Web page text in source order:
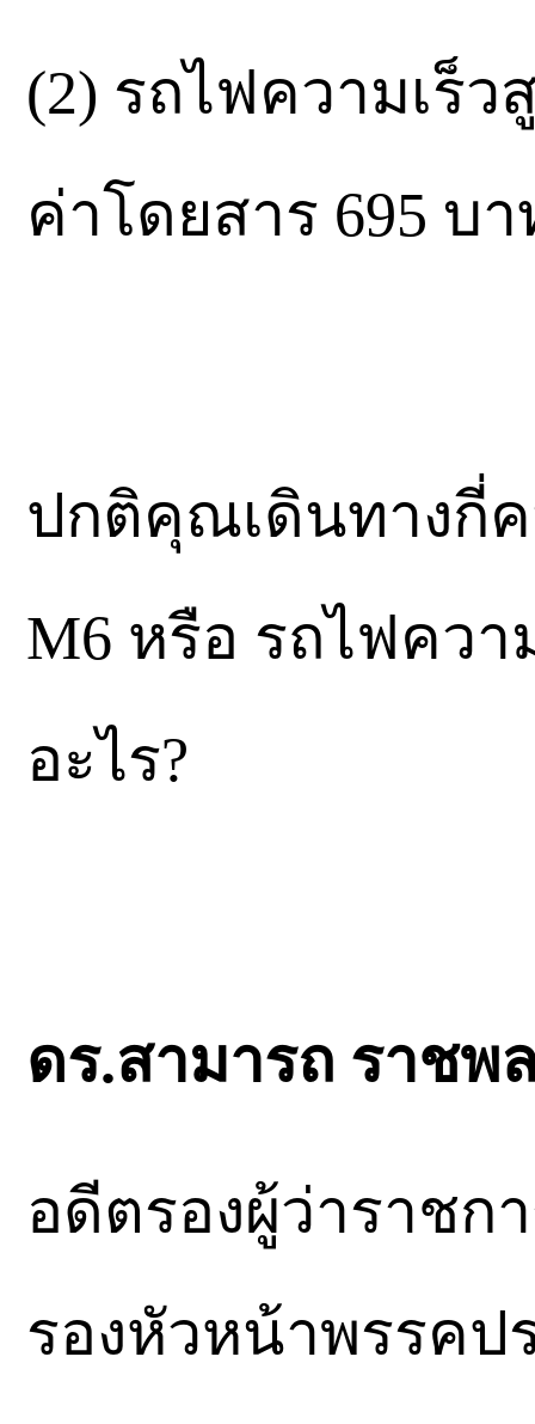
(2) รถไฟความเร็ว
ค่าโดยสาร 695 บ
ปกติคุณเดินทางกี่ค
M6 หรือ รถไฟคว
อะไร?
ดร.สามารถ ราชพ
อดีตรองผู้ว่าราชก
รองหัวหน้าพรรคป